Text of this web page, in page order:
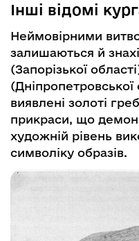
Інші відомі
Неймовірними
залишаються й
(Запорізької
виявлені золоті
прикраси, що
художній рівень
символіку образів.